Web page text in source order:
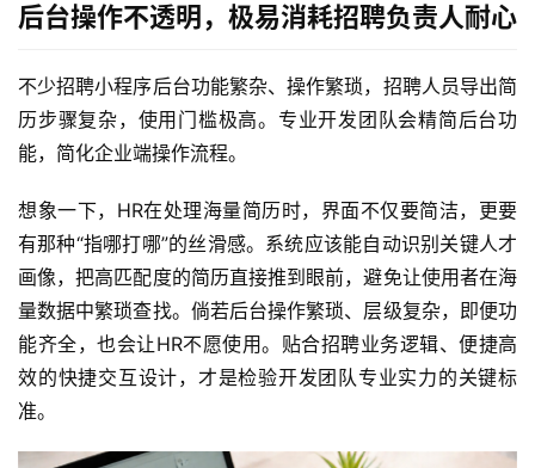
后台操作不透明，极易消耗招聘负责人耐心
不少招聘小程序后台功能繁杂、操作繁琐，招聘人员导出简
历步骤复杂，使用门槛极高。专业开发团队会精简后台功
能，简化企业端操作流程。
想象一下，HR在处理海量简历时，界面不仅要简洁，更要
有那种“指哪打哪”的丝滑感。系统应该能自动识别关键人才
画像，把高匹配度的简历直接推到眼前，避免让使用者在海
量数据中繁琐查找。倘若后台操作繁琐、层级复杂，即便功
能齐全，也会让HR不愿使用。贴合招聘业务逻辑、便捷高
效的快捷交互设计，才是检验开发团队专业实力的关键标
准。